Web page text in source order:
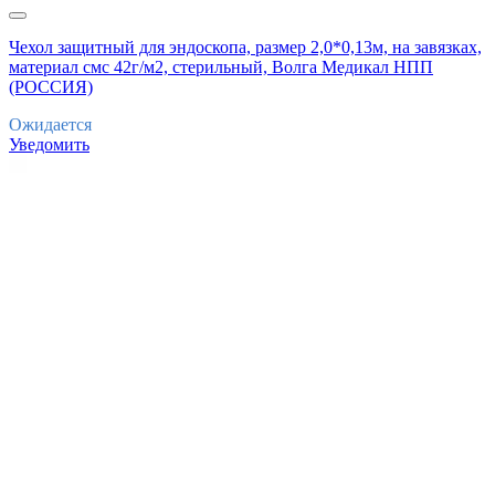
Чехол защитный для эндоскопа, размер 2,0*0,13м, на завязках,
материал смс 42г/м2, стерильный, Волга Медикал НПП
(РОССИЯ)
Ожидается
Уведомить